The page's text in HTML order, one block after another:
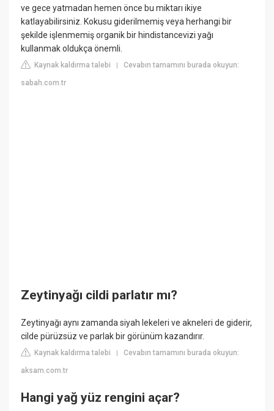
ve gece yatmadan hemen önce bu miktarı ikiye
katlayabilirsiniz. Kokusu giderilmemiş veya herhangi bir
şekilde işlenmemiş organik bir hindistancevizi yağı
kullanmak oldukça önemli.
Kaynak kaldırma talebi |Cevabın tamamını burada okuyun:
sabah.com.tr
Zeytinyağı cildi parlatır mı?
Zeytinyağı aynı zamanda siyah lekeleri ve akneleri de giderir,
cilde pürüzsüz ve parlak bir görünüm kazandırır.
Kaynak kaldırma talebi |Cevabın tamamını burada okuyun:
aksam.com.tr
Hangi yağ yüz rengini açar?